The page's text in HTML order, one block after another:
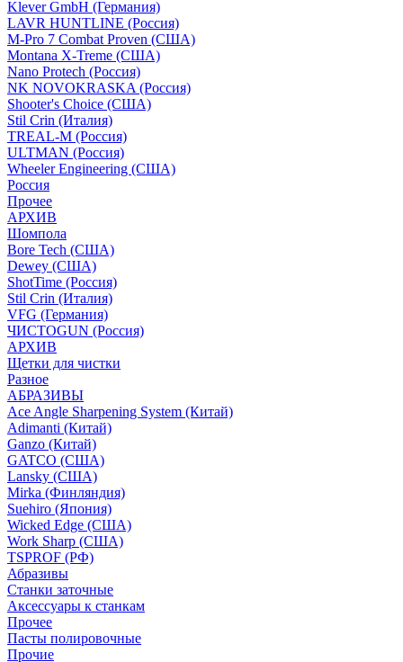
Klever GmbH (Германия)
LAVR HUNTLINE (Россия)
M-Pro 7 Combat Proven (СШA)
Montana X-Treme (США)
Nano Protech (Россия)
NK NOVOKRASKA (Россия)
Shooter's Choice (СШA)
Stil Crin (Италия)
TREAL-M (Россия)
ULTMAN (Россия)
Wheeler Engineering (СШA)
Россия
Прочее
АРХИВ
Шомпола
Bore Tech (США)
Dewey (США)
ShotTime (Россия)
Stil Crin (Италия)
VFG (Германия)
ЧИСТОGUN (Россия)
АРХИВ
Щетки для чистки
Разное
АБРАЗИВЫ
Ace Angle Sharpening System (Китай)
Adimanti (Китай)
Ganzo (Китай)
GATCO (США)
Lansky (США)
Mirka (Финляндия)
Suehiro (Япония)
Wicked Edge (США)
Work Sharp (США)
TSPROF (РФ)
Абразивы
Станки заточные
Аксессуары к станкам
Прочее
Пасты полировочные
Прочие